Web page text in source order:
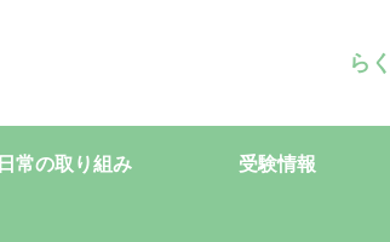
ら
日常の取り組み 受験情報